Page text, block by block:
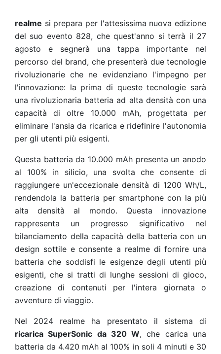
realme si prepara per l'attesissima nuova edizione
del suo evento 828, che quest'anno si terrà il 27
agosto e segnerà una tappa importante nel
percorso del brand, che presenterà due tecnologie
rivoluzionarie che ne evidenziano l'impegno per
l'innovazione: la prima di queste tecnologie sarà
una rivoluzionaria batteria ad alta densità con una
capacità di oltre 10.000 mAh, progettata per
eliminare l'ansia da ricarica e ridefinire l'autonomia
per gli utenti più esigenti.
Questa batteria da 10.000 mAh presenta un anodo
al 100% in silicio, una svolta che consente di
raggiungere un'eccezionale densità di 1200 Wh/L,
rendendola la batteria per smartphone con la più
alta densità al mondo. Questa innovazione
rappresenta un progresso significativo nel
bilanciamento della capacità della batteria con un
design sottile e consente a realme di fornire una
batteria che soddisfi le esigenze degli utenti più
esigenti, che si tratti di lunghe sessioni di gioco,
creazione di contenuti per l'intera giornata o
avventure di viaggio.
Nel 2024 realme ha presentato il sistema di
ricarica SuperSonic da 320 W, che carica una
batteria da 4.420 mAh al 100% in soli 4 minuti e 30